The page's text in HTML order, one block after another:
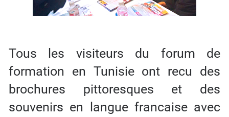
Tous les visiteurs du forum de
formation en Tunisie ont recu des
brochures pittoresques et des
souvenirs en langue francaise avec